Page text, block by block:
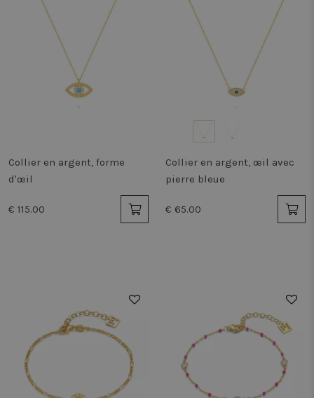
Collier en argent, forme
d'œil
€ 115.00
Collier en argent, œil avec
pierre bleue
€ 65.00